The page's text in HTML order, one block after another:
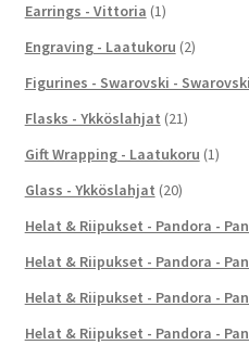
Earrings - Vittoria (1)
Engraving - Laatukoru (2)
Figurines - Swarovski -
Flasks - Ykköslahjat (21)
Gift Wrapping - Laatukoru (1)
Glass - Ykköslahjat (20)
Helat & Riipukset - Pandora -
Helat & Riipukset - Pandora -
Helat & Riipukset - Pandora -
Helat & Riipukset - Pandora -